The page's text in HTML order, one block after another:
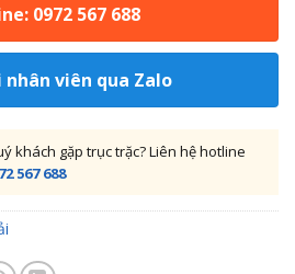
0972 567 688
nhân viên qua Zalo
khách gặp trục trặc? Liên hệ hotline
567 688